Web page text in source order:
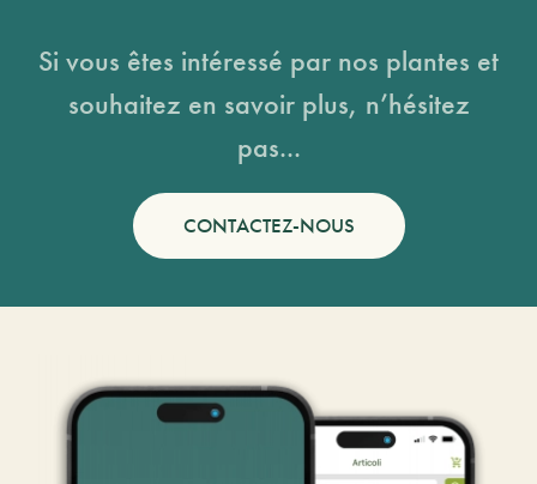
Si vous êtes intéressé par nos plantes et
souhaitez en savoir plus, n’hésitez
pas...
CONTACTEZ-NOUS